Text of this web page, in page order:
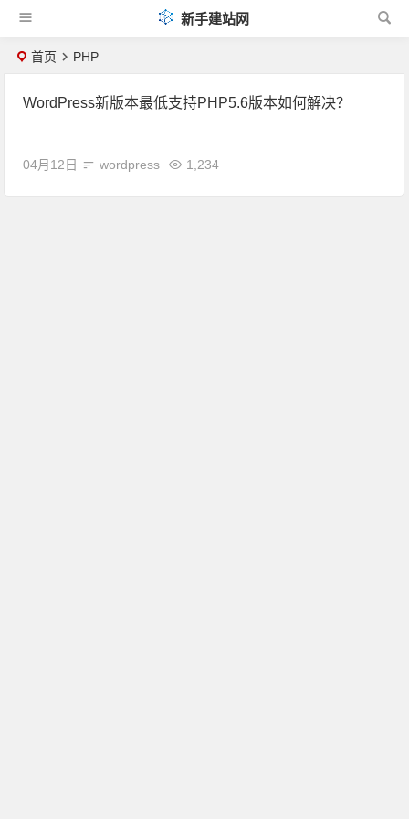
新手建站网
首页 PHP
WordPress新版本最低支持PHP5.6版本如何解决？
04月12日 wordpress 1,234